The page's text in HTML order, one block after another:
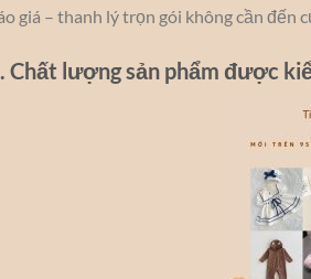
giá – thanh lý trọn gói không cần đến
Chất lượng sản phẩm được